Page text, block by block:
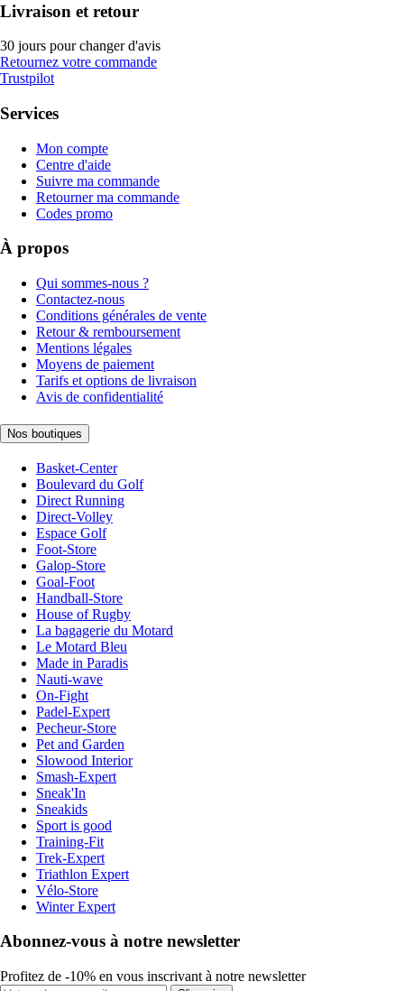
Livraison et retour
30 jours pour changer d'avis
Retournez votre commande
Trustpilot
Services
Mon compte
Centre d'aide
Suivre ma commande
Retourner ma commande
Codes promo
À propos
Qui sommes-nous ?
Contactez-nous
Conditions générales de vente
Retour & remboursement
Mentions légales
Moyens de paiement
Tarifs et options de livraison
Avis de confidentialité
Nos boutiques
Basket-Center
Boulevard du Golf
Direct Running
Direct-Volley
Espace Golf
Foot-Store
Galop-Store
Goal-Foot
Handball-Store
House of Rugby
La bagagerie du Motard
Le Motard Bleu
Made in Paradis
Nauti-wave
On-Fight
Padel-Expert
Pecheur-Store
Pet and Garden
Slowood Interior
Smash-Expert
Sneak'In
Sneakids
Sport is good
Training-Fit
Trek-Expert
Triathlon Expert
Vélo-Store
Winter Expert
Abonnez-vous à notre newsletter
Profitez de -10% en vous inscrivant à notre newsletter